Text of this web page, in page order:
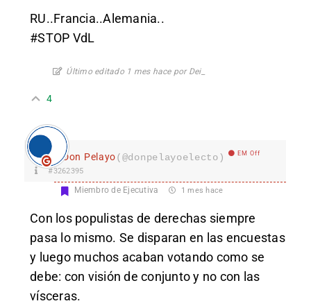
RU..Francia..Alemania..
#STOP VdL
Último editado 1 mes hace por Dei_
4
Don Pelayo(@donpelayoelecto) EM Off
#3262395
Miembro de Ejecutiva 1 mes hace
Con los populistas de derechas siempre
pasa lo mismo. Se disparan en las encuestas
y luego muchos acaban votando como se
debe: con visión de conjunto y no con las
vísceras.